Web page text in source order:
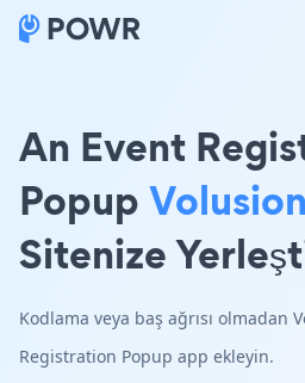
An Event
PopupVolusion
Sitenize
Kodlama veya baş ağrısı olmadan
Registration Popup app ekleyin.